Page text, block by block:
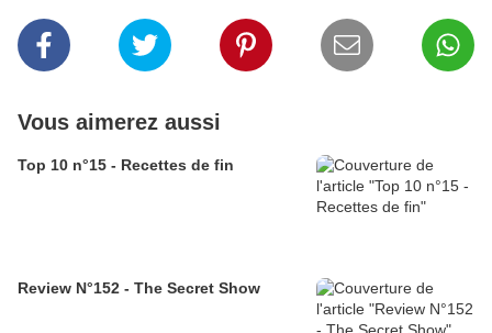
Vous aimerez aussi
Top 10 n°15 - Recettes de fin
Review N°152 - The Secret Show